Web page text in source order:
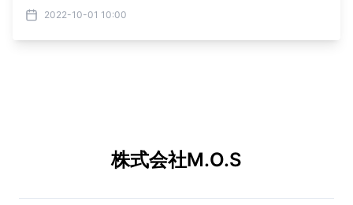
感謝企画実施中
2022-10-01 10:00
株式会社M.O.S